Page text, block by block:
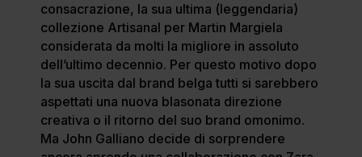
consacrazione, la sua ultima (leggendaria)
collezione Artisanal per Martin Margiela
considerata da molti la migliore in assoluto
dell’ultimo decennio. Per questo motivo dopo
la sua uscita dal brand belga tutti si sarebbero
aspettati una nuova blasonata direzione
creativa o il ritorno del suo brand omonimo.
Ma John Galliano decide di sorprendere